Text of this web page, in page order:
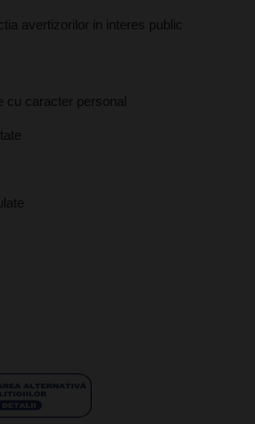
avertizorilor in interes public
cu caracter personal